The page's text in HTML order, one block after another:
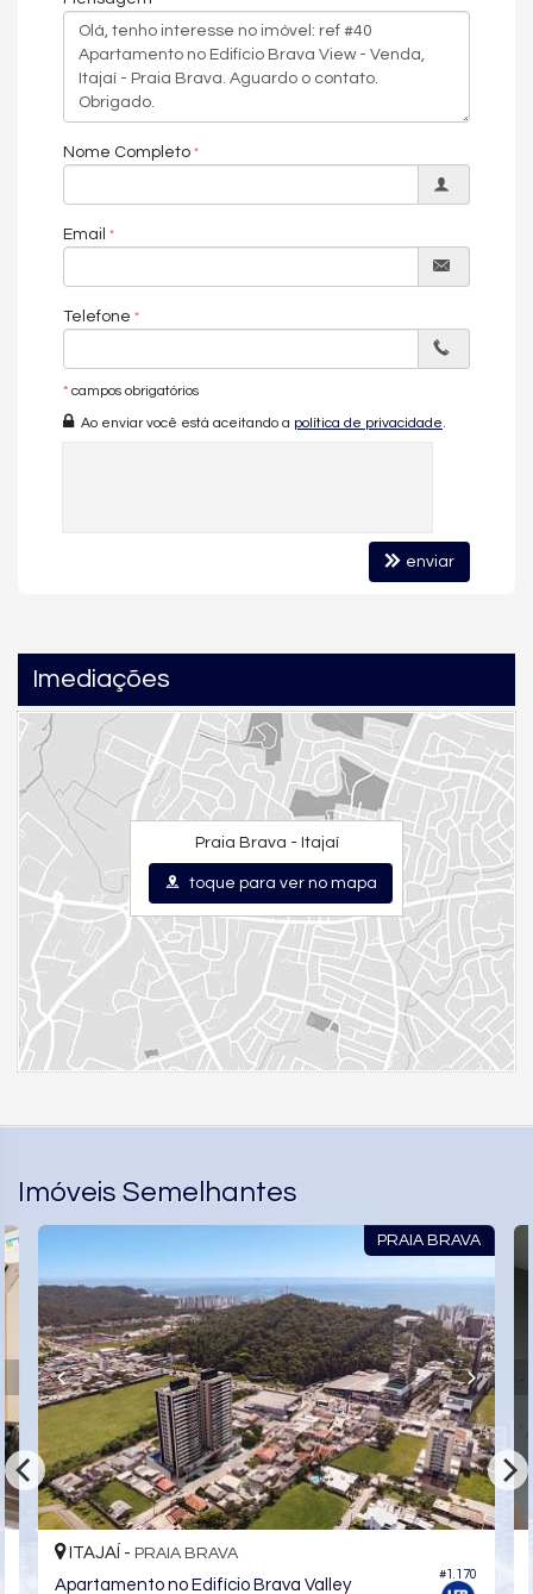
Nome Completo
Email
Telefone
* campos obrigatórios
Ao enviar você está aceitando a política de privacidade
enviar
Imediações
Praia Brava - Itajaí
toque para ver no mapa
Imóveis Semelhantes
PRAIA BRAVA
#1.170
ITAJAÍ - PRAIA BRAVA
Apartamento no Edifício Brava Valley